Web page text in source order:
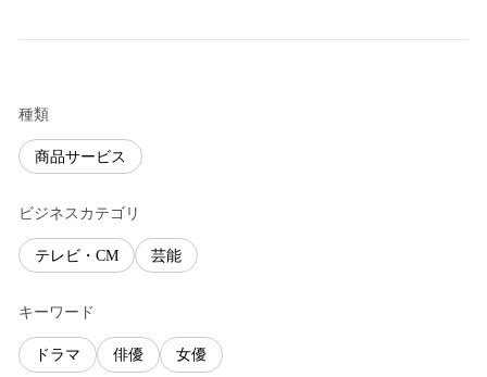
種類
商品サービス
ビジネスカテゴリ
テレビ・CM 芸能
キーワード
ドラマ 俳優 女優